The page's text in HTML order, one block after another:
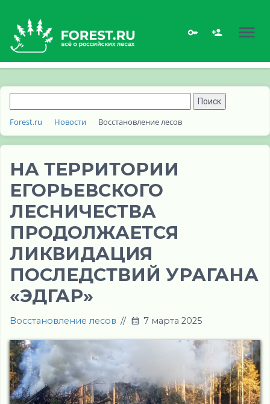
Forest.ru Новости Восстановление лесов
НА ТЕРРИТОРИИ
ЕГОРЬЕВСКОГО
ЛЕСНИЧЕСТВА
ПРОДОЛЖАЕТСЯ
ЛИКВИДАЦИЯ
ПОСЛЕДСТВИЙ УРАГАНА
«ЭДГАР»
Восстановление лесов // 7 марта 2025